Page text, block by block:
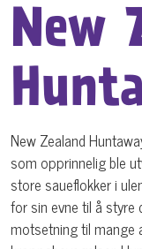
New
New Zealand
som opprinnelig ble
store saueflokker i
for sin evne til å styre
motsetning til mange